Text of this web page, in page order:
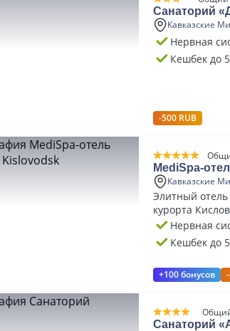
Санаторий
Кавказские
Нервная
Кешбек до
-500 RUB
MediSpa-
Кавказские
Элитный
курорта
Нервная
Кешбек до
+100 бонусов
Санаторий